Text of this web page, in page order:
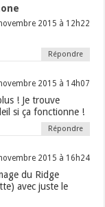
2015 à 12h22
Répondre
2015 à 14h07
! Je trouve
si ça fonctionne !
Répondre
2015 à 16h24
du Ridge
avec juste le